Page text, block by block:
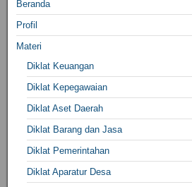
Beranda
Profil
Materi
Diklat Keuangan
Diklat Kepegawaian
Diklat Aset Daerah
Diklat Barang dan Jasa
Diklat Pemerintahan
Diklat Aparatur Desa